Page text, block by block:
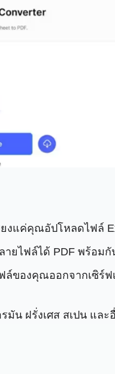
งแค่คุณอัปโหลดไฟล์
ายไฟล์ได้ PDF พร้อมกั
ของคุณออกจากเซิร์ฟ
น ฝรั่งเศส สเปน แล